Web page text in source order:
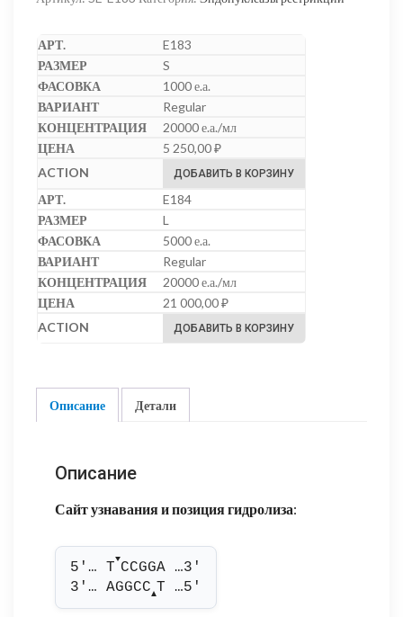
E183
S
1000 е.а.
Regular
20000 е.а./мл
5 250,00₽
ДОБАВИТЬ В КОРЗИНУ
E184
L
5000 е.а.
Regular
20000 е.а./мл
21 000,00₽
ДОБАВИТЬ В КОРЗИНУ
Описание Детали
Описание
Сайт узнавания и позиция гидролиза:
5'… T
▼
CCGGA …3'
3'… AGGCC▲T …5'